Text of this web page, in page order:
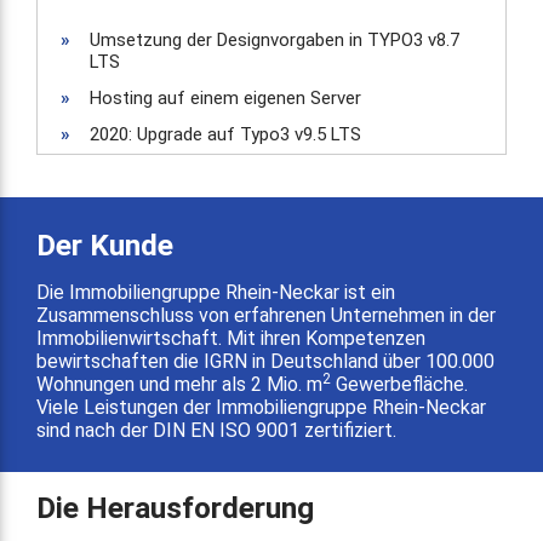
»
Umsetzung der Designvorgaben in TYPO3 v8.7
LTS
»
Hosting auf einem eigenen Server
»
2020: Upgrade auf Typo3 v9.5 LTS
Der Kunde
Die Immobiliengruppe Rhein-Neckar ist ein
Zusammenschluss von erfahrenen Unternehmen in der
Immobilienwirtschaft. Mit ihren Kompetenzen
bewirtschaften die IGRN in Deutschland über 100.000
Wohnungen und mehr als 2 Mio. m2 Gewerbefläche.
Viele Leistungen der Immobiliengruppe Rhein-Neckar
sind nach der DIN EN ISO 9001 zertifiziert.
Die Herausforderung